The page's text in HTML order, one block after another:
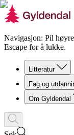
Navigasjon: Pil
Escape for å lukke.
Litteratur
Fag og
Om Gyldendal